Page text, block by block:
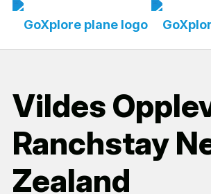
Vildes
Ranchstay
Zealand